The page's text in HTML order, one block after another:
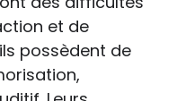
et de
possèdent de